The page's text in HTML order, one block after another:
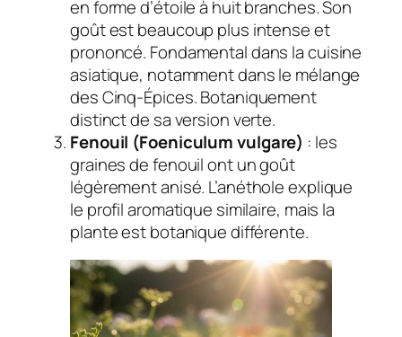
en forme d’étoile à huit branches. Son
goût est beaucoup plus intense et
prononcé. Fondamental dans la cuisine
asiatique, notamment dans le mélange
des Cinq-Épices. Botaniquement
distinct de sa version verte.
Fenouil (Foeniculum vulgare) : les
graines de fenouil ont un goût
légèrement anisé. L’anéthole explique
le profil aromatique similaire, mais la
plante est botanique différente.